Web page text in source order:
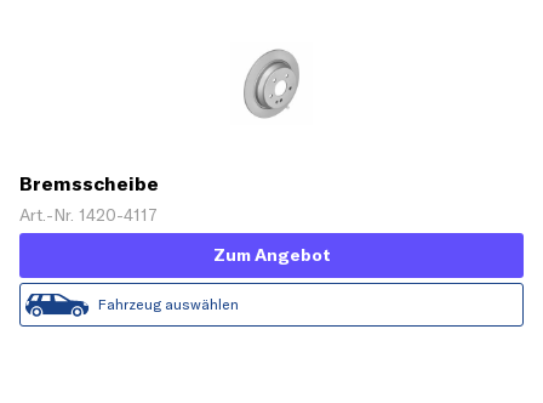
Bremsscheibe
Art.-Nr. 1420-4117
Zum Angebot
Fahrzeug auswählen